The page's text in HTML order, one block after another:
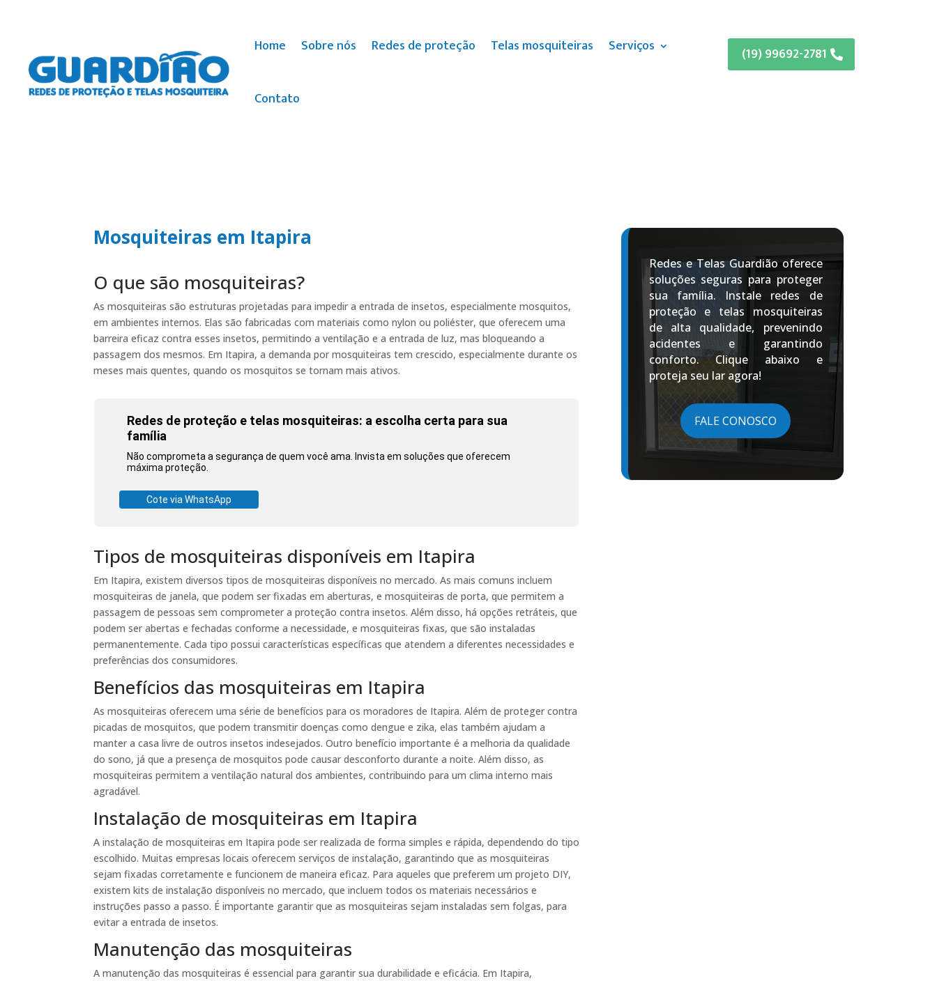
Home Sobre nós Redes de proteção Telas mosquiteiras Serviços
Contato
(19) 99692-2781
Mosquiteiras em Itapira
O que são mosquiteiras?
As mosquiteiras são estruturas projetadas para impedir a entrada de insetos, especialmente mosquitos,
em ambientes internos. Elas são fabricadas com materiais como nylon ou poliéster, que oferecem uma
barreira eficaz contra esses insetos, permitindo a ventilação e a entrada de luz, mas bloqueando a
passagem dos mesmos. Em Itapira, a demanda por mosquiteiras tem crescido, especialmente durante os
meses mais quentes, quando os mosquitos se tornam mais ativos.
Redes de proteção e telas mosquiteiras: a escolha certa para sua
família
Não comprometa a segurança de quem você ama. Invista em soluções que oferecem
máxima proteção.
Cote via WhatsApp
Tipos de mosquiteiras disponíveis em Itapira
Em Itapira, existem diversos tipos de mosquiteiras disponíveis no mercado. As mais comuns incluem
mosquiteiras de janela, que podem ser fixadas em aberturas, e mosquiteiras de porta, que permitem a
passagem de pessoas sem comprometer a proteção contra insetos. Além disso, há opções retráteis, que
podem ser abertas e fechadas conforme a necessidade, e mosquiteiras fixas, que são instaladas
permanentemente. Cada tipo possui características específicas que atendem a diferentes necessidades e
preferências dos consumidores.
Benefícios das mosquiteiras em Itapira
As mosquiteiras oferecem uma série de benefícios para os moradores de Itapira. Além de proteger contra
picadas de mosquitos, que podem transmitir doenças como dengue e zika, elas também ajudam a
manter a casa livre de outros insetos indesejados. Outro benefício importante é a melhoria da qualidade
do sono, já que a presença de mosquitos pode causar desconforto durante a noite. Além disso, as
mosquiteiras permitem a ventilação natural dos ambientes, contribuindo para um clima interno mais
agradável.
Instalação de mosquiteiras em Itapira
A instalação de mosquiteiras em Itapira pode ser realizada de forma simples e rápida, dependendo do tipo
escolhido. Muitas empresas locais oferecem serviços de instalação, garantindo que as mosquiteiras
sejam fixadas corretamente e funcionem de maneira eficaz. Para aqueles que preferem um projeto DIY,
existem kits de instalação disponíveis no mercado, que incluem todos os materiais necessários e
instruções passo a passo. É importante garantir que as mosquiteiras sejam instaladas sem folgas, para
evitar a entrada de insetos.
Manutenção das mosquiteiras
A manutenção das mosquiteiras é essencial para garantir sua durabilidade e eficácia. Em Itapira,
Redes e Telas Guardião oferece
soluções seguras para proteger
sua família. Instale redes de
proteção e telas mosquiteiras
de alta qualidade, prevenindo
acidentes e garantindo
conforto. Clique abaixo e
proteja seu lar agora!
FALE CONOSCO